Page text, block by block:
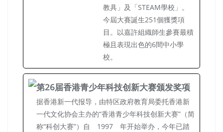
教具」及「STEAM學校」。
今屆大賽誕生251個獲獎項
目。以嘉許組織師生參賽最積
極且表現出色的6間中小學
校。
第26届香港青少年科技创新大赛颁发奖项
据香港新一代报导，由特区政府教育局委托香港新
一代文化协会主办的“香港青少年科技创新大赛”（简
称“科创大赛”）自 1997 年开始举办，今年已踏